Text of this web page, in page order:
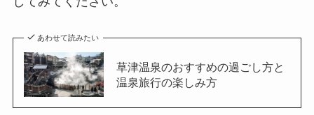
あわせて読みたい
草津温泉のおすすめの過ごし方と
温泉旅行の楽しみ方